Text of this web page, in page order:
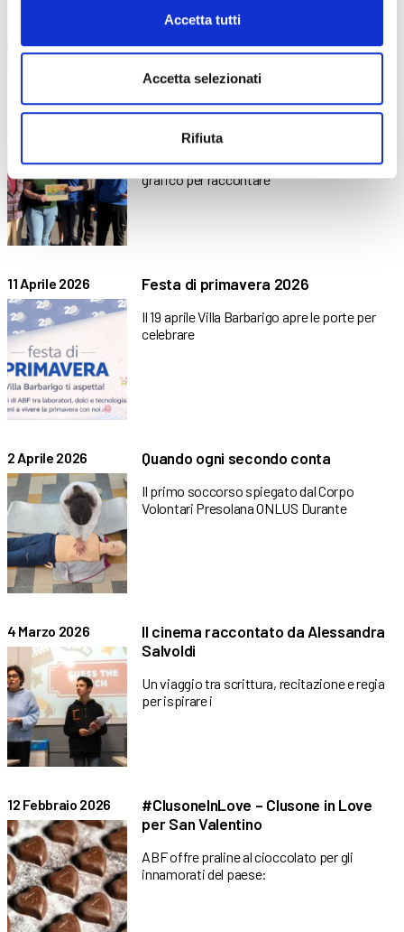
Accetta tutti
Accetta selezionati
Rifiuta
24 Aprile 2026
“Facciamo sul serio”: il reel di ABF
conquista il primo posto
Un progetto corale tra indirizzo agricolo e
grafico per raccontare
11 Aprile 2026 Festa di primavera 2026
Il 19 aprile Villa Barbarigo apre le porte per
celebrare
2 Aprile 2026 Quando ogni secondo conta
Il primo soccorso spiegato dal Corpo
Volontari Presolana ONLUS Durante
4 Marzo 2026
Il cinema raccontato da Alessandra
Salvoldi
Un viaggio tra scrittura, recitazione e regia
per ispirare i
12 Febbraio 2026
#ClusoneInLove – Clusone in Love
per San Valentino
ABF offre praline al cioccolato per gli
innamorati del paese: